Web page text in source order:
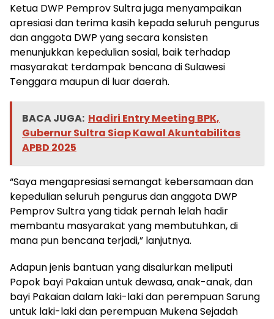
Ketua DWP Pemprov Sultra juga menyampaikan
apresiasi dan terima kasih kepada seluruh pengurus
dan anggota DWP yang secara konsisten
menunjukkan kepedulian sosial, baik terhadap
masyarakat terdampak bencana di Sulawesi
Tenggara maupun di luar daerah.
BACA JUGA: Hadiri Entry Meeting BPK,
Gubernur Sultra Siap Kawal Akuntabilitas
APBD 2025
“Saya mengapresiasi semangat kebersamaan dan
kepedulian seluruh pengurus dan anggota DWP
Pemprov Sultra yang tidak pernah lelah hadir
membantu masyarakat yang membutuhkan, di
mana pun bencana terjadi,” lanjutnya.
Adapun jenis bantuan yang disalurkan meliputi
Popok bayi Pakaian untuk dewasa, anak-anak, dan
bayi Pakaian dalam laki-laki dan perempuan Sarung
untuk laki-laki dan perempuan Mukena Sejadah